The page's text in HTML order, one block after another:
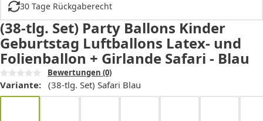
30 Tage Rückgaberecht
(38-tlg. Set) Party Ballons Kinder
Geburtstag Luftballons Latex- und
Folienballon + Girlande Safari - Blau
Bewertungen (0)
Variante: (38-tlg. Set) Safari Blau